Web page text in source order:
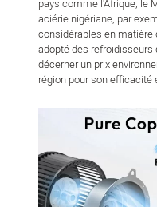
pays comme l'Afrique, le
aciérie nigériane, par
considérables en
adopté des refroidisseurs
décerner un prix
région pour son efficacité